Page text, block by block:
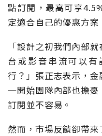
點訂閱，最高可享
定適合自己的優惠方案
「設計之初我們內部
台或影音串流可以
行？」張正志表示，金
一開始團隊內部也擔憂
訂閱並不容易。
然而，市場反饋卻帶